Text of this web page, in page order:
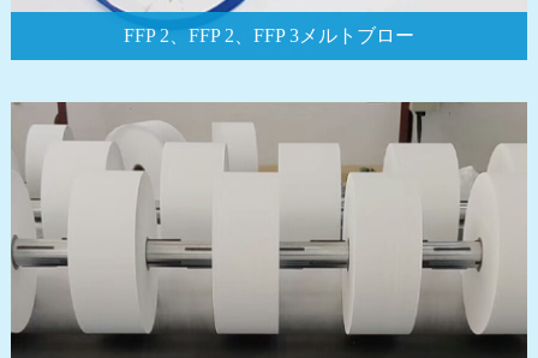
FFP 2、FFP 2、FFP 3メルトブロー